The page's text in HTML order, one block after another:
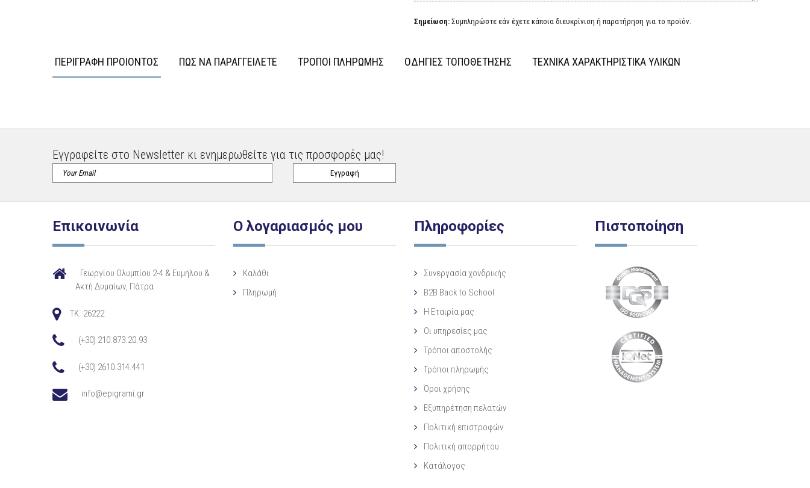
Σημείωση: Συμπληρώστε εάν έχετε κάποια διευκρίνιση ή παρατήρηση για το προϊόν.
ΠΕΡΙΓΡΑΦΗ ΠΡΟΙΟΝΤΟΣ ΠΩΣ ΝΑ ΠΑΡΑΓΓΕΙΛΕΤΕ ΤΡΟΠΟΙ ΠΛΗΡΩΜΗΣ ΟΔΗΓΙΕΣ ΤΟΠΟΘΕΤΗΣΗΣ ΤΕΧΝΙΚΑ ΧΑΡΑΚΤΗΡΙΣΤΙΚΑ ΥΛΙΚΩΝ
Εγγραφείτε στο Newsletter κι ενημερωθείτε για τις προσφορές μας!
Επικοινωνία
Γεωργίου Ολυμπίου 2-4 & Ευμήλου &
Ακτή Δυμαίων, Πάτρα
TK. 26222
(+30) 210.873.20.93
(+30) 2610.314.441
info@epigrami.gr
Ο λογαριασμός μου
Καλάθι
Πληρωμή
Πληροφορίες
Συνεργασία χονδρικής
B2B Back to School
Η Eταιρία μας
Οι υπηρεσίες μας
Τρόποι αποστολής
Τρόποι πληρωμής
Όροι χρήσης
Εξυπηρέτηση πελατών
Πολιτική επιστροφών
Πολιτική απορρήτου
Κατάλογος
Πιστοποίηση